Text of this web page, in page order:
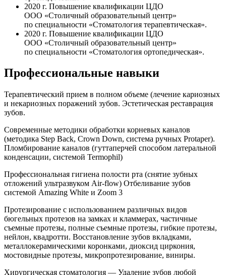
2020 г. Повышение квалификации ЦДО
ООО «Столичный образовательный центр»
по специальности «Стоматология терапевтическая».
2020 г. Повышение квалификации ЦДО
ООО «Столичный образовательный центр»
по специальности «Стоматология ортопедическая».
Профессиональные навыки
Терапевтический прием в полном объеме (лечение кариозных
и некариозных поражений зубов. Эстетическая реставрация
зубов.
Современные методики обработки корневых каналов
(методика Step Back, Crown Down, система ручных Protaper).
Пломбирование каналов (гуттаперчей способом латеральной
конденсации, системой Termophil)
Профессиональная гигиена полости рта (снятие зубных
отложений ультразвуком Air-flow) Отбеливание зубов
системой Amazing White и Zoom 3
Протезирование с использованием различных видов
бюгельных протезов на замках и кламмерах, частичные
съемные протезы, полные съемные протезы, гибкие протезы,
нейлон, квадротти. Восстановление зубов вкладками,
металлокерамическими коронками, диоксид циркония,
мостовидные протезы, микропротезирование, виниры.
Хирургическая стоматология — Удаление зубов любой